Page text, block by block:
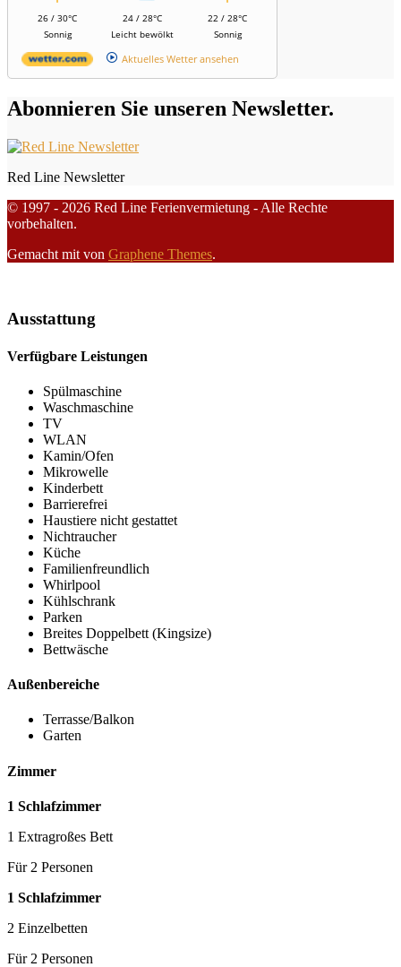
26 / 30°C
Sonnig
24 / 28°C
Leicht bewölkt
22 / 28°C
Sonnig
Aktuelles Wetter ansehen
Abonnieren Sie unseren Newsletter.
Red Line Newsletter
© 1997 - 2026 Red Line Ferienvermietung - Alle Rechte
vorbehalten.
Gemacht mit von Graphene Themes.
Ausstattung
Verfügbare Leistungen
Spülmaschine
Waschmaschine
TV
WLAN
Kamin/Ofen
Mikrowelle
Kinderbett
Barrierefrei
Haustiere nicht gestattet
Nichtraucher
Küche
Familienfreundlich
Whirlpool
Kühlschrank
Parken
Breites Doppelbett (Kingsize)
Bettwäsche
Außenbereiche
Terrasse/Balkon
Garten
Zimmer
1 Schlafzimmer
1 Extragroßes Bett
Für 2 Personen
1 Schlafzimmer
2 Einzelbetten
Für 2 Personen